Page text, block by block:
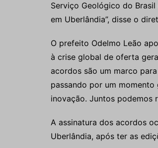
Serviço Geológico do
em Uberlândia”, disse o
O prefeito Odelmo Leão
à crise global de oferta
acordos são um marco
passando por um
inovação. Juntos podemos
A assinatura dos acordos
Uberlândia, após ter as